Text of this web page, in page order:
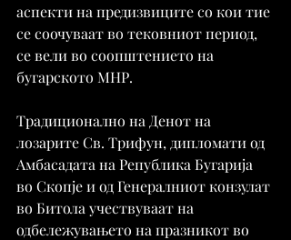
аспекти на предизвиците со кои тие
се соочуваат во тековниот период,
се вели во соопштението на
бугарското МНР.
Традиционално на Денот на
лозарите Св. Трифун, дипломати од
Амбасадата на Република Бугарија
во Скопје и од Генералниот конзулат
во Битола учествуваат на
одбележувањето на празникот во